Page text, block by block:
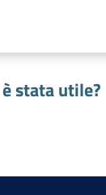
stata utile?